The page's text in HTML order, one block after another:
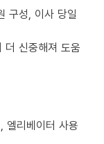
구성, 이사 당일
더 신중해져 도움
엘리베이터 사용